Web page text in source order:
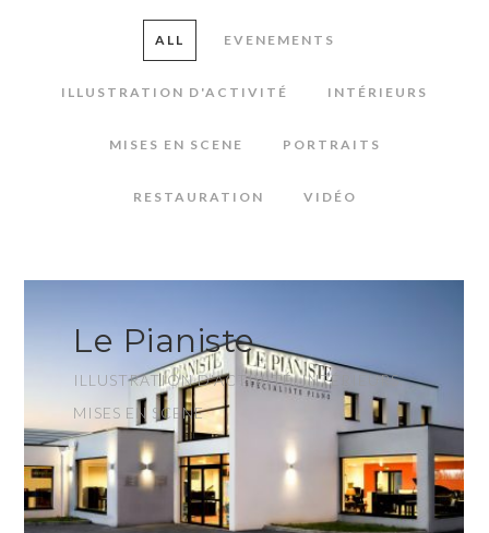
ALL EVENEMENTS
ILLUSTRATION D'ACTIVITÉ INTÉRIEURS
MISES EN SCENE PORTRAITS
RESTAURATION VIDÉO
Le Pianiste
ILLUSTRATION D'ACTIVITÉ, INTÉRIEURS,
MISES EN SCENE